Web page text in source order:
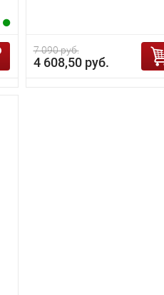
7 090 руб.
4 608,50 руб.